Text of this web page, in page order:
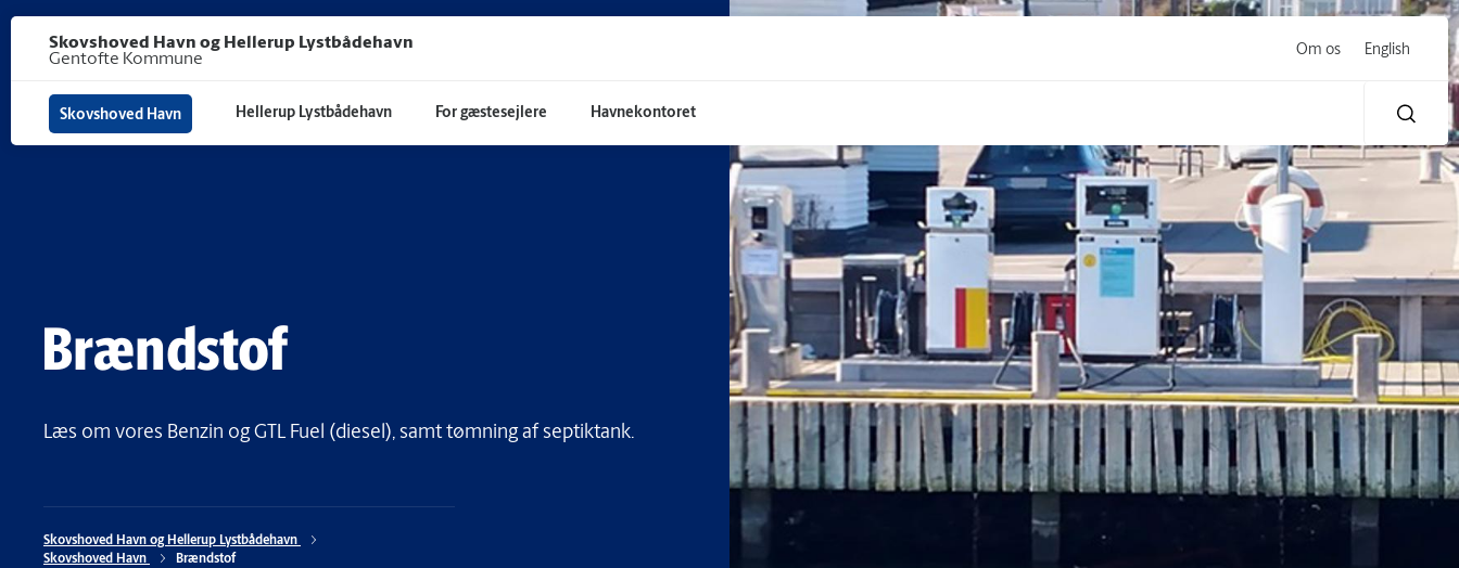
Skovshoved Havn og Hellerup Lystbådehavn
Gentofte Kommune
Om os English
Skovshoved Havn Hellerup Lystbådehavn For gæstesejlere Havnekontoret
Brændstof
Læs om vores Benzin og GTL Fuel (diesel), samt tømning af septiktank.
Skovshoved Havn og Hellerup Lystbådehavn
Skovshoved Havn
Brændstof